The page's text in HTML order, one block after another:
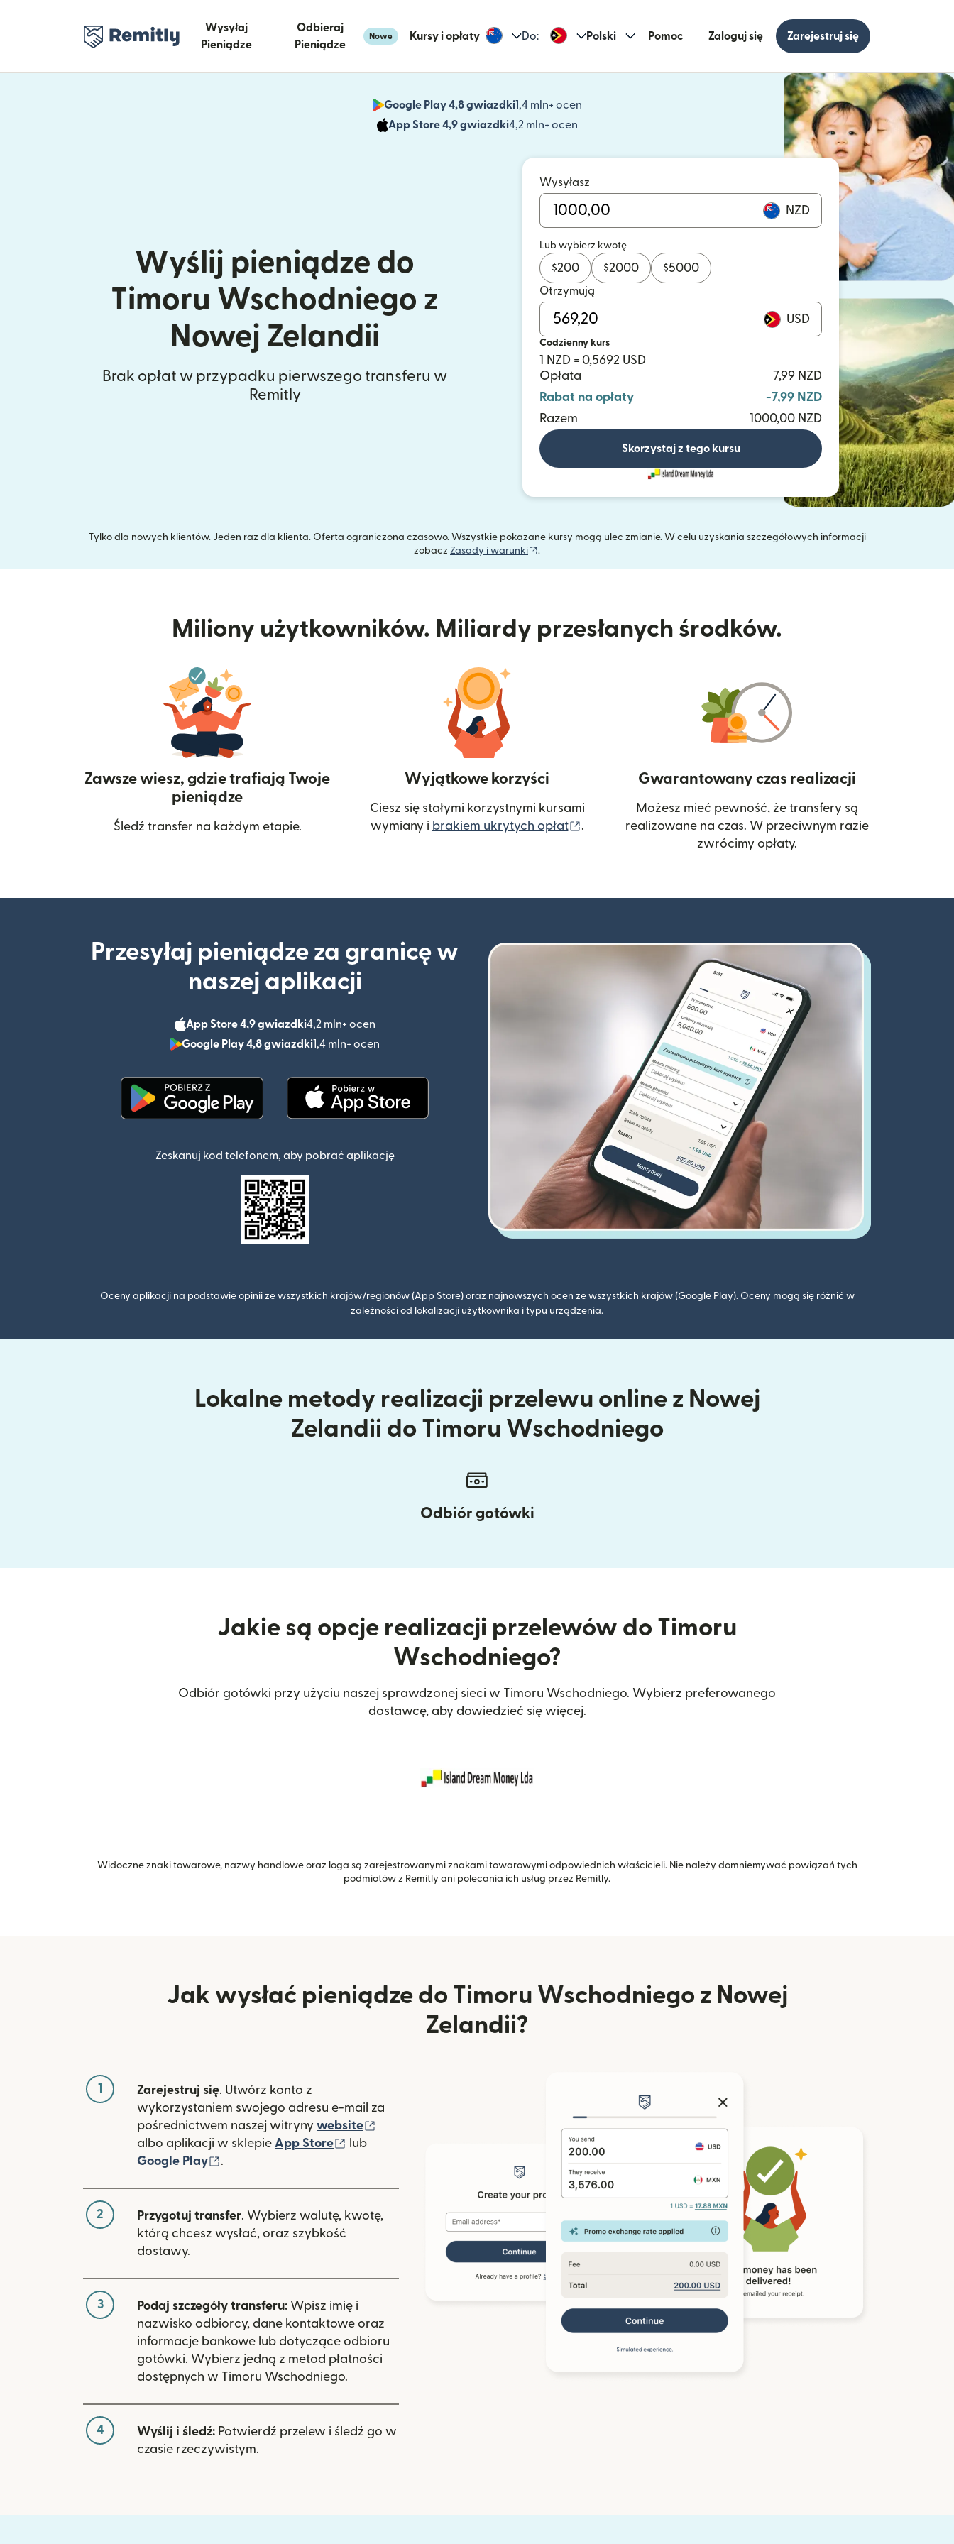
Wysyłaj
Pieniądze
Odbieraj
Pieniądze
Nowe Kursy i opłaty Do: Polski Pomoc Zaloguj się Zarejestruj się
Google Play 4,8 gwiazdki1,4 mln+ ocen
(otwiera się w nowym oknie)
App Store 4,9 gwiazdki4,2 mln+ ocen
(otwiera się w nowym oknie)
Wyślij pieniądze do
Timoru Wschodniego z
Nowej Zelandii
Brak opłat w przypadku pierwszego transferu w
Remitly
Wysyłasz
NZD
Lub wybierz kwotę
$200 $2000 $5000
Otrzymują
USD
Codzienny kurs
1 NZD = 0,5692 USD
Opłata
7,99 NZD
Rabat na opłaty
-7,99 NZD
Razem
1000,00 NZD
Skorzystaj z tego kursu
Tylko dla nowych klientów. Jeden raz dla klienta. Oferta ograniczona czasowo. Wszystkie pokazane kursy mogą ulec zmianie. W celu uzyskania szczegółowych informacji
zobacz Zasady i warunki (otwiera się w nowym oknie)
.
Miliony użytkowników. Miliardy przesłanych środków.
Zawsze wiesz, gdzie trafiają Twoje
pieniądze
Śledź transfer na każdym etapie.
Wyjątkowe korzyści
Ciesz się stałymi korzystnymi kursami
wymiany i brakiem ukrytych opłat (otwiera się w nowym oknie)
.
Gwarantowany czas realizacji
Możesz mieć pewność, że transfery są
realizowane na czas. W przeciwnym razie
zwrócimy opłaty.
Przesyłaj pieniądze za granicę w
naszej aplikacji
App Store 4,9 gwiazdki4,2 mln+ ocen
(otwiera się w nowym oknie)
Google Play 4,8 gwiazdki1,4 mln+ ocen
(otwiera się w nowym oknie)
Zeskanuj kod telefonem, aby pobrać aplikację
Oceny aplikacji na podstawie opinii ze wszystkich krajów/regionów (App Store) oraz najnowszych ocen ze wszystkich krajów (Google Play). Oceny mogą się różnić w
zależności od lokalizacji użytkownika i typu urządzenia.
Lokalne metody realizacji przelewu online z Nowej
Zelandii do Timoru Wschodniego
Odbiór gotówki
Jakie są opcje realizacji przelewów do Timoru
Wschodniego?
Odbiór gotówki przy użyciu naszej sprawdzonej sieci w Timoru Wschodniego. Wybierz preferowanego
dostawcę, aby dowiedzieć się więcej.
Widoczne znaki towarowe, nazwy handlowe oraz loga są zarejestrowanymi znakami towarowymi odpowiednich właścicieli. Nie należy domniemywać powiązań tych
podmiotów z Remitly ani polecania ich usług przez Remitly.
Jak wysłać pieniądze do Timoru Wschodniego z Nowej
Zelandii?
1 Zarejestruj się. Utwórz konto z
wykorzystaniem swojego adresu e-mail za
pośrednictwem naszej witryny website
albo aplikacji w sklepie App Store (otwiera się w nowym oknie)
lub
Google Play
.
2 Przygotuj transfer. Wybierz walutę, kwotę,
którą chcesz wysłać, oraz szybkość
dostawy.
3 Podaj szczegóły transferu: Wpisz imię i
nazwisko odbiorcy, dane kontaktowe oraz
informacje bankowe lub dotyczące odbioru
gotówki. Wybierz jedną z metod płatności
dostępnych w Timoru Wschodniego.
4 Wyślij i śledź: Potwierdź przelew i śledź go w
czasie rzeczywistym.